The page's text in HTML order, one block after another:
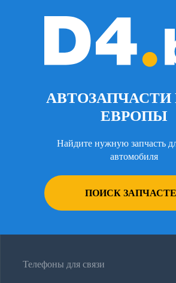
АВТОЗАПЧАСТИ
ЕВРОПЫ
Найдите нужную запчасть
автомобиля
ПОИСК
Телефоны для связи